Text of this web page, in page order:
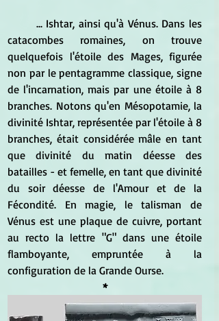
catacombes romaines, on trouve
quelquefois l'étoile des Mages, figurée
non par le pentagramme classique, signe
de l'incarnation, mais par une étoile à 8
branches. Notons qu'en Mésopotamie, la
divinité Ishtar, représentée par l'étoile à 8
branches, était considérée mâle en tant
que divinité du matin déesse des
batailles - et femelle, en tant que divinité
du soir déesse de l'Amour et de la
Fécondité. En magie, le talisman de
Vénus est une plaque de cuivre, portant
au recto la lettre "G" dans une étoile
flamboyante, empruntée à la
configuration de la Grande Ourse.
*